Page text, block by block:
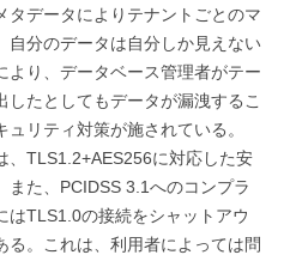
タデータによりテナントごとのマ
自分のデータは自分しか見えない
より、データベース管理者がテー
したとしてもデータが漏洩するこ
リティ対策が施されている。
、TLS1.2+AES256に対応した安
また、PCIDSS 3.1へのコンプラ
はTLS1.0の接続をシャットアウ
る。これは、利用者によっては問